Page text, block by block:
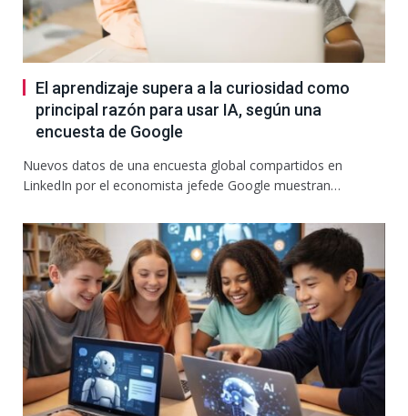
El aprendizaje supera a la curiosidad como
principal razón para usar IA, según una
encuesta de Google
Nuevos datos de una encuesta global compartidos en
LinkedIn por el economista jefede Google muestran…